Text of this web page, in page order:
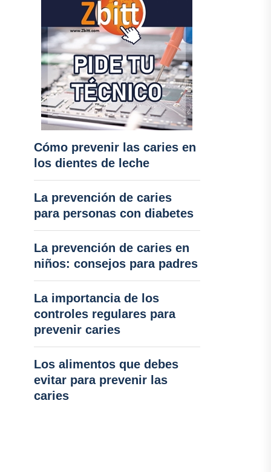
Cómo prevenir las caries en
los dientes de leche
La prevención de caries
para personas con diabetes
La prevención de caries en
niños: consejos para padres
La importancia de los
controles regulares para
prevenir caries
Los alimentos que debes
evitar para prevenir las
caries